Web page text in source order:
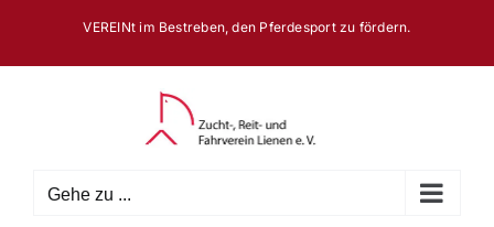
springen
VEREINt im Bestreben, den Pferdesport zu fördern.
Gehe zu ...